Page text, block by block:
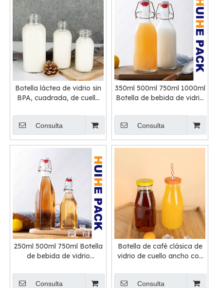
Botella láctea de vidrio sin
BPA, cuadrada, de cuello
Consulta
350ml 500ml 750ml 1000ml
Botella de bebida de vidrio
abatible
Consulta
250ml 500ml 750ml Botella
de bebida de vidrio
tapa abatible
Consulta
Botella de café clásica de
vidrio de cuello ancho con
Consulta